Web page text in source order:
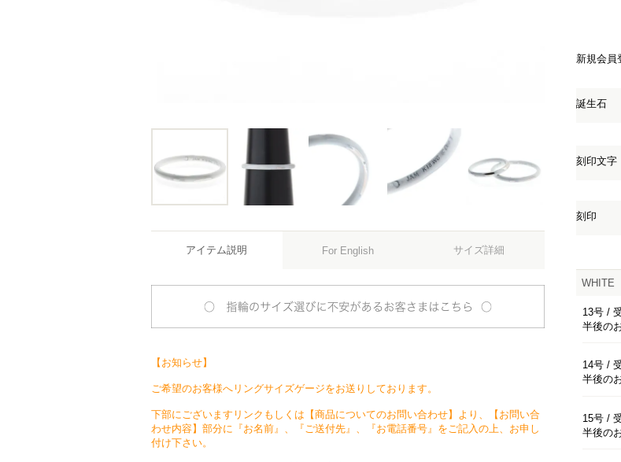
アイテム説明 For English サイズ詳細
【お知らせ】
ご希望のお客様へリングサイズゲージをお送りしております。
下部にございますリンクもしくは【商品についてのお問い合わせ】より、【お問い合
わせ内容】部分に『お名前』、『ご送付先』、『お電話番号』をご記入の上、お申し
付け下さい。
新規会員
誕生石
刻印文字
刻印
WHITE
13号 /
半後の
14号 /
半後の
15号 /
半後の